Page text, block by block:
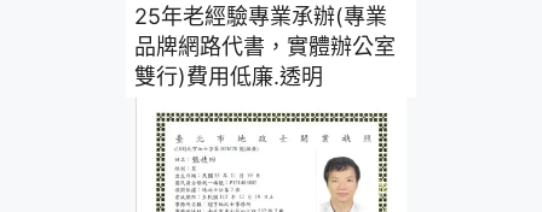
25年老經驗專業承辦(專業
品牌網路代書，實體辦公室
雙行)費用低廉.透明